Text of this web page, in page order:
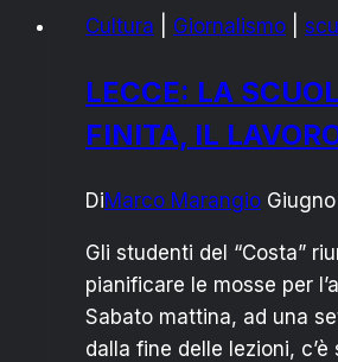
PIETRO
ECCO
I
Cultura Giornalismo
LECCE: LA
FINITA, IL
DiMarco Marangio
Gli studenti del “Costa”
pianificare le mosse per
Sabato mattina, ad una
dalla fine delle lezioni,